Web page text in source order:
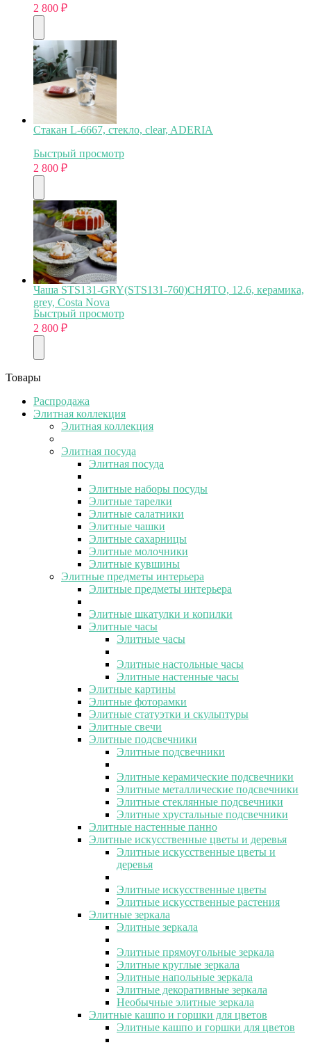
2 800 ₽
Стакан L-6667, стекло, clear, ADERIA
Быстрый просмотр
2 800 ₽
Чаша STS131-GRY(STS131-760)СНЯТО, 12.6, керамика,
grey, Costa Nova
Быстрый просмотр
2 800 ₽
Товары
Распродажа
Элитная коллекция
Элитная коллекция
Элитная посуда
Элитная посуда
Элитные наборы посуды
Элитные тарелки
Элитные салатники
Элитные чашки
Элитные сахарницы
Элитные молочники
Элитные кувшины
Элитные предметы интерьера
Элитные предметы интерьера
Элитные шкатулки и копилки
Элитные часы
Элитные часы
Элитные настольные часы
Элитные настенные часы
Элитные картины
Элитные фоторамки
Элитные статуэтки и скульптуры
Элитные свечи
Элитные подсвечники
Элитные подсвечники
Элитные керамические подсвечники
Элитные металлические подсвечники
Элитные стеклянные подсвечники
Элитные хрустальные подсвечники
Элитные настенные панно
Элитные искусственные цветы и деревья
Элитные искусственные цветы и
деревья
Элитные искусственные цветы
Элитные искусственные растения
Элитные зеркала
Элитные зеркала
Элитные прямоугольные зеркала
Элитные круглые зеркала
Элитные напольные зеркала
Элитные декоративные зеркала
Необычные элитные зеркала
Элитные кашпо и горшки для цветов
Элитные кашпо и горшки для цветов